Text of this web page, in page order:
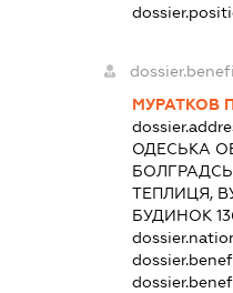
МУРАТКОВ
ОДЕСЬКА
ТЕПЛИЦЯ,
БУДИНОК